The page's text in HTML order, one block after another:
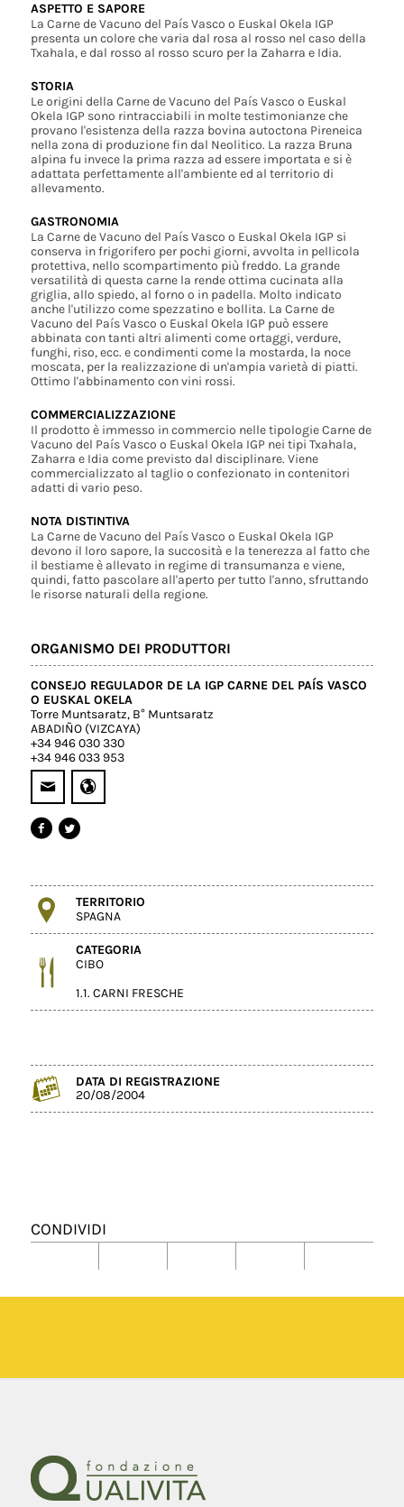
ASPETTO E SAPORE
La Carne de Vacuno del País Vasco o Euskal Okela IGP
presenta un colore che varia dal rosa al rosso nel caso della
Txahala, e dal rosso al rosso scuro per la Zaharra e Idia.
STORIA
Le origini della Carne de Vacuno del País Vasco o Euskal
Okela IGP sono rintracciabili in molte testimonianze che
provano l'esistenza della razza bovina autoctona Pireneica
nella zona di produzione fin dal Neolitico. La razza Bruna
alpina fu invece la prima razza ad essere importata e si è
adattata perfettamente all'ambiente ed al territorio di
allevamento.
GASTRONOMIA
La Carne de Vacuno del País Vasco o Euskal Okela IGP si
conserva in frigorifero per pochi giorni, avvolta in pellicola
protettiva, nello scompartimento più freddo. La grande
versatilità di questa carne la rende ottima cucinata alla
griglia, allo spiedo, al forno o in padella. Molto indicato
anche l'utilizzo come spezzatino e bollita. La Carne de
Vacuno del País Vasco o Euskal Okela IGP può essere
abbinata con tanti altri alimenti come ortaggi, verdure,
funghi, riso, ecc. e condimenti come la mostarda, la noce
moscata, per la realizzazione di un'ampia varietà di piatti.
Ottimo l'abbinamento con vini rossi.
COMMERCIALIZZAZIONE
Il prodotto è immesso in commercio nelle tipologie Carne de
Vacuno del País Vasco o Euskal Okela IGP nei tipi Txahala,
Zaharra e Idia come previsto dal disciplinare. Viene
commercializzato al taglio o confezionato in contenitori
adatti di vario peso.
NOTA DISTINTIVA
La Carne de Vacuno del País Vasco o Euskal Okela IGP
devono il loro sapore, la succosità e la tenerezza al fatto che
il bestiame è allevato in regime di transumanza e viene,
quindi, fatto pascolare all'aperto per tutto l'anno, sfruttando
le risorse naturali della regione.
ORGANISMO DEI PRODUTTORI
CONSEJO REGULADOR DE LA IGP CARNE DEL PAÍS VASCO
O EUSKAL OKELA
Torre Muntsaratz, B° Muntsaratz
ABADIÑO (VIZCAYA)
+34 946 030 330
+34 946 033 953
TERRITORIO
SPAGNA
CATEGORIA
CIBO
1.1. CARNI FRESCHE
DATA DI REGISTRAZIONE
20/08/2004
CONDIVIDI